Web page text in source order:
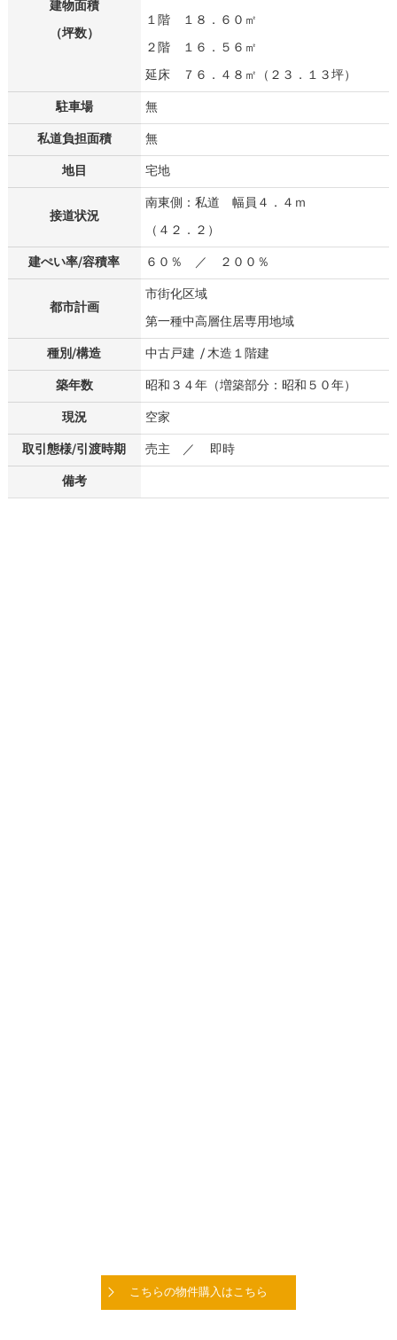
建物面積
（坪数）
１階 １８．６０㎡
２階 １６．５６㎡
延床 ７６．４８㎡（２３．１３坪）
駐車場
無
私道負担面積
無
地目
宅地
接道状況
南東側：私道 幅員４．４ｍ
（４２．２）
建ぺい率/容積率
６０％ ／ ２００％
都市計画
市街化区域
第一種中高層住居専用地域
種別/構造
中古戸建 / 木造１階建
築年数
昭和３４年（増築部分：昭和５０年）
現況
空家
取引態様/引渡時期
売主 ／ 即時
備考
こちらの物件購入はこちら